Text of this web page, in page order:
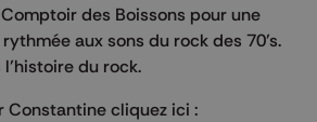
des Boissons pour une
aux sons du rock des 70’s.
du rock.
Constantine cliquez ici :